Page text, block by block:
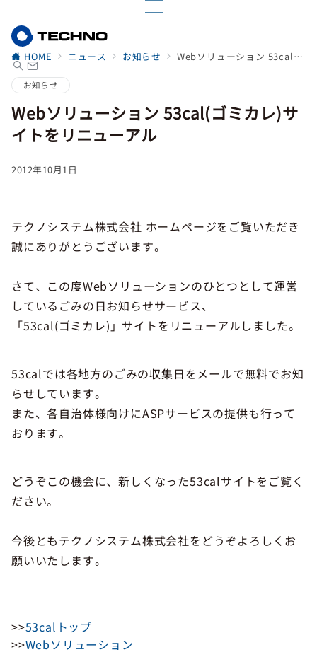
HOME ニュース お知らせ Webソリューション 53cal(ゴミカレ)サイトをリニューアル
お知らせ
Webソリューション 53cal(ゴミカレ)サ
イトをリニューアル
2012年10月1日
テクノシステム株式会社 ホームページをご覧いただき
誠にありがとうございます。
さて、この度Webソリューションのひとつとして運営
しているごみの日お知らせサービス、
「53cal(ゴミカレ)」サイトをリニューアルしました。
53calでは各地方のごみの収集日をメールで無料でお知
らせしています。
また、各自治体様向けにASPサービスの提供も行って
おります。
どうぞこの機会に、新しくなった53calサイトをご覧く
ださい。
今後ともテクノシステム株式会社をどうぞよろしくお
願いいたします。
>>53calトップ
>>Webソリューション